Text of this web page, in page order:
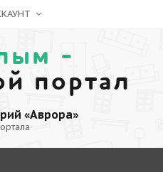
-
портал
«Аврора»